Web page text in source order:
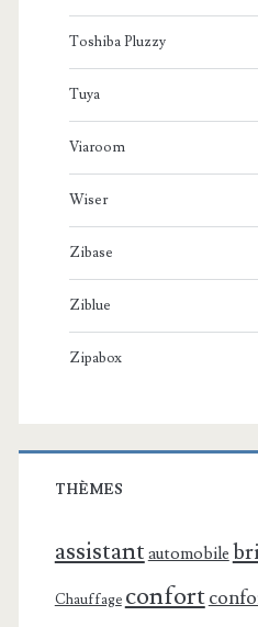
Toshiba Pluzzy
Tuya
Viaroom
Wiser
Zibase
Ziblue
Zipabox
THÈMES
assistant automobile
Chauffage confort